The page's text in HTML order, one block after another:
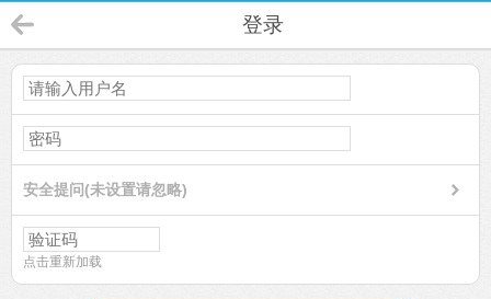
登录
安全提问(未设置请忽略)
点击重新加载